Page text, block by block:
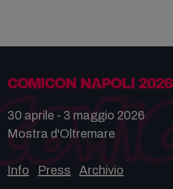
COMICON NAPOLI 2026
30 aprile - 3 maggio 2026
Mostra d'Oltremare
Info Press Archivio